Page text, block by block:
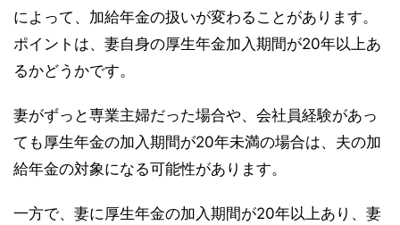
によって、加給年金の扱いが変わることがあります。
ポイントは、妻自身の厚生年金加入期間が20年以上あ
るかどうかです。
妻がずっと専業主婦だった場合や、会社員経験があっ
ても厚生年金の加入期間が20年未満の場合は、夫の加
給年金の対象になる可能性があります。
一方で、妻に厚生年金の加入期間が20年以上あり、妻